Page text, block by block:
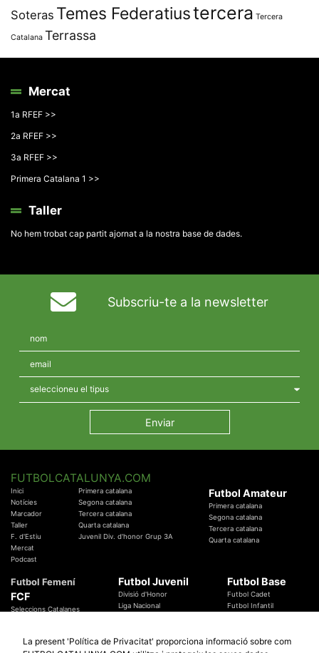
Soteras Temes Federatiustercera Tercera
Catalana Terrassa
Mercat
1a RFEF >>
2a RFEF >>
3a RFEF >>
Primera Catalana 1 >>
Taller
No hem trobat cap partit ajornat a la nostra base de dades.
Subscriu-te a la newsletter
FUTBOLCATALUNYA.COM
Inici
Notícies
Marcador
Taller
F. d'Estiu
Mercat
Podcast
Primera catalana
Segona catalana
Tercera catalana
Quarta catalana
Juvenil Div. d'honor Grup 3A
Futbol Amateur
Primera catalana
Segona catalana
Tercera catalana
Quarta catalana
Futbol Femení
FCF
Seleccions Catalanes
Temes Federatius
Futbol Juvenil
Divisió d'Honor
Liga Nacional
Futbol Base
Futbol Cadet
Futbol Infantil
La present 'Política de Privacitat' proporciona informació sobre com